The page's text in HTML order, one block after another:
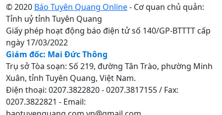
© 2020 Báo Tuyên Quang Online- Cơ quan chủ quản:
Tỉnh uỷ tỉnh Tuyên Quang
Giấy phép hoạt động báo điện tử số 140/GP-BTTTT cấp
ngày 17/03/2022
Giám đốc: Mai Đức Thông
Trụ sở Tòa soạn: Số 219, đường Tân Trào, phường Minh
Xuân, tỉnh Tuyên Quang, Việt Nam.
Điện thoại: 0207.3822820 - 0207.3817155 / Fax:
0207.3822821 - Email: